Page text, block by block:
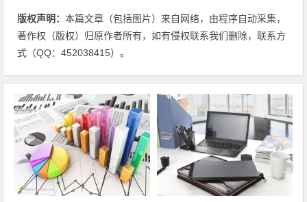
版权声明：本篇文章（包括图片）来自网络，由程序自动采集，
著作权（版权）归原作者所有，如有侵权联系我们删除，联系方
式（QQ：452038415）。